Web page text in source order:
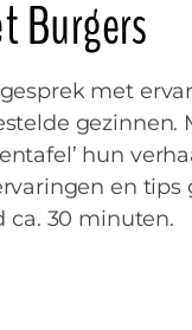
Burgers
met
gezinnen.
hun
en tips
ca. 30 minuten.